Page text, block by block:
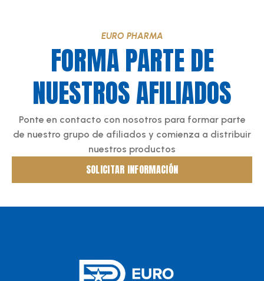
EURO PHARMA
FORMA PARTE DE
NUESTROS AFILIADOS
Ponte en contacto con nosotros para formar parte
de nuestro grupo de afiliados y comienza a distribuir
nuestros productos
SOLICITAR INFORMACIÓN